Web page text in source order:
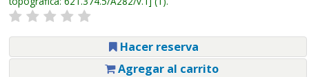
Hacer reserva
Agregar al carrito